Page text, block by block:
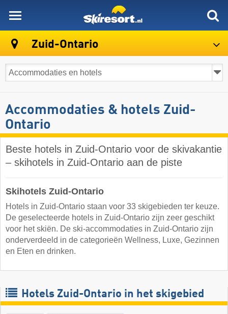
Zuid-Ontario
Accommodaties & hotels Zuid-
Ontario
Beste hotels in Zuid-Ontario voor de skivakantie
– skihotels in Zuid-Ontario aan de piste
Skihotels Zuid-Ontario
Hotels in Zuid-Ontario staan voor 33 skigebieden ter keuze.
De geselecteerde hotels in Zuid-Ontario zijn zeer geschikt
voor het skiën. De ski-accommodaties in Zuid-Ontario zijn
onderverdeeld in de categorieën Wellness, Luxe, Gezinnen
en Eten en drinken.
Hotels Zuid-Ontario in het skigebied